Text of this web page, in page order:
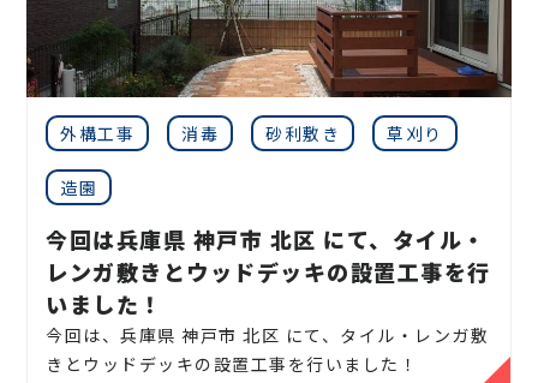
地域密着で伐採・剪定などの造園屋、植木屋をお探
しなら
【お庭専門店】伐採サポートセンターにご相談くだ
さい。
外構工事・エクステリア工事も一式ご対応可能で
す！
そのほかの作業事例はこちら
庭真は、気軽に何でも相談できる 神戸 ・ 北摂 エリ
アでの植木屋さんとして、地域の皆様のお庭のお悩み
にしっかりお答えして様々な問題を解決し、お客様
・隣の家まで木が伸びてしまいクレームを受けたの
で伐採してほしい
・庭の生垣の２〜６本、木を切って欲しい、伐採して
ほしい
・マンションなどの敷地林の伐採をしてほしい（一
・庭木の剪定
・庭木の刈り込み
・庭の芝刈り
・庭の除草
・庭の草刈り
・枝落とし
・神社やお寺のご神木まで対応します
伴います。
景観を損ねることはもちろんですが、生い茂った雑草
には害虫が集まりやすくなり、近隣トラブルを引き起
こしてしまった事例もあります。
定期的にしっかり草刈りを行えば、美しいお庭の景
観を常に保つことができることはもちろん、他の草
花にも悪影響を与えず、健康な発育を促すことができ
ます。
当社では庭木の剪定、伐採、草刈り、抜根はもちろん
のこと外構工事やエクステリア工事まで自社で一気
通貫で行っております。
無駄なコストは削減し、お客様に寄り添った作業を
提案しております。
お庭のことなら伐採サポートセンターにお気軽にご
連絡ください！
お庭や木に関するお悩みに全力でご対応させて頂き
外構工事 消毒 砂利敷き 草刈り
造園
今回は兵庫県 神戸市 北区 にて、タイル・
レンガ敷きとウッドデッキの設置工事を行
いました！
今回は、兵庫県 神戸市 北区 にて、タイル・レンガ敷
きとウッドデッキの設置工事を行いました！